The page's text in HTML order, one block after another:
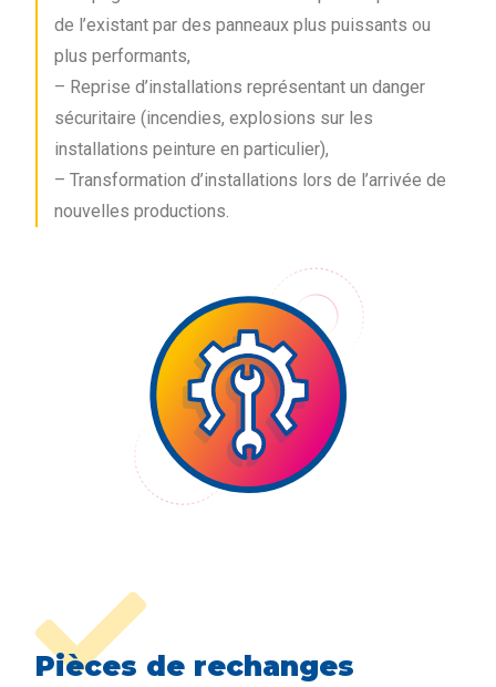
de l’existant par des panneaux plus puissants ou
plus performants,
– Reprise d’installations représentant un danger
sécuritaire (incendies, explosions sur les
installations peinture en particulier),
– Transformation d’installations lors de l’arrivée de
nouvelles productions.
Pièces de rechanges